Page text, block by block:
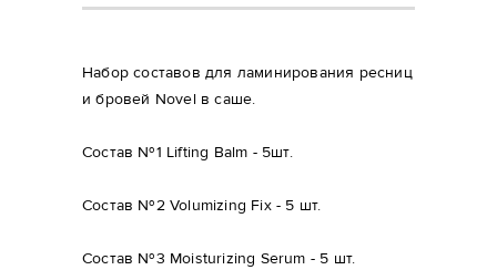
Набор составов для ламинирования ресниц
и бровей Novel в саше.
Состав №1 Lifting Balm - 5шт.
Состав №2 Volumizing Fix - 5 шт.
Состав №3 Moisturizing Serum - 5 шт.